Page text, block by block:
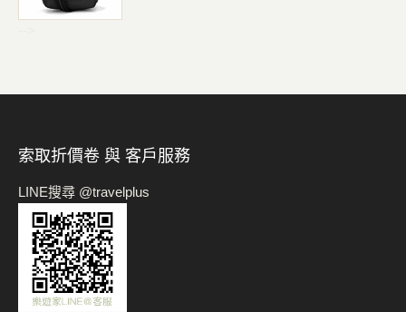
索取折價卷 與 客戶服務
LINE搜尋 @travelplus